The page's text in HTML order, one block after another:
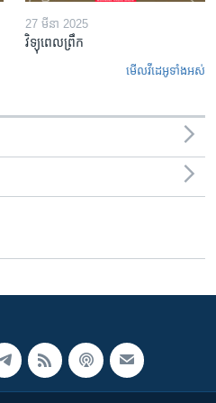
27 មីនា 2025
វិទ្យុពេលព្រឹក
មើល​វីដេអូ​ទាំង​អស់